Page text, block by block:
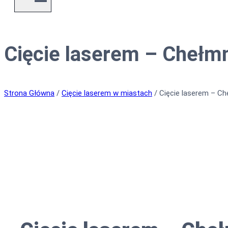
Cięcie laserem –
Strona Główna / Cięcie laserem w miastach / Cięcie laserem –